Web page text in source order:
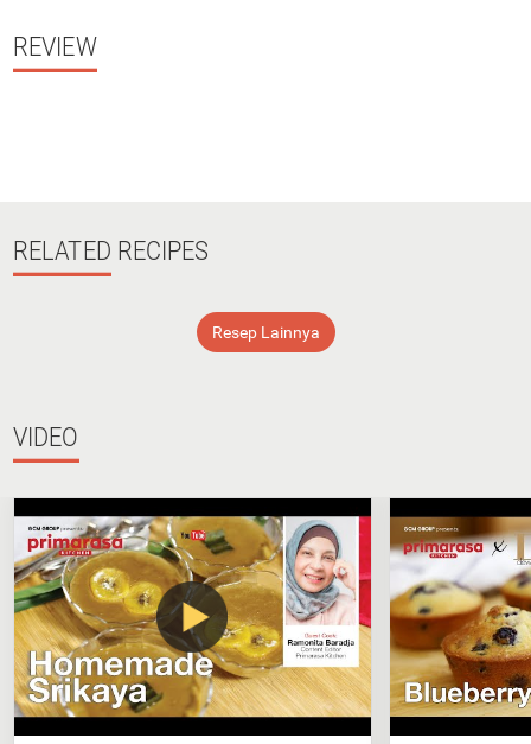
REVIEW
RELATED RECIPES
Resep Lainnya
VIDEO